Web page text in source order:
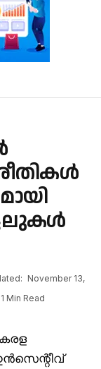
November 13,
1 Min Read